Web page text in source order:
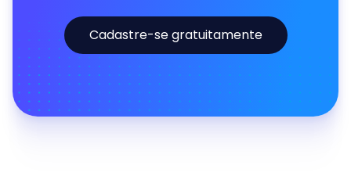
Cadastre-se gratuitamente